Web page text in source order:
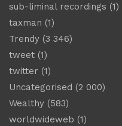
sub-liminal recordings (1)
taxman (1)
Trendy (3 346)
tweet (1)
twitter (1)
Uncategorised (2 000)
Wealthy (583)
worldwideweb (1)